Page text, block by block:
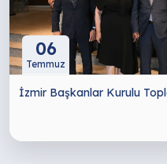
06
Temmuz
İzmir Başkanlar Kurulu